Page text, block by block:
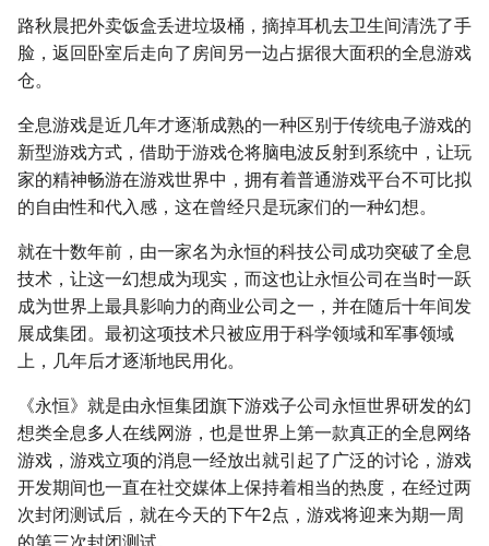
路秋晨把外卖饭盒丢进垃圾桶，摘掉耳机去卫生间清洗了手
脸，返回卧室后走向了房间另一边占据很大面积的全息游戏
仓。
全息游戏是近几年才逐渐成熟的一种区别于传统电子游戏的
新型游戏方式，借助于游戏仓将脑电波反射到系统中，让玩
家的精神畅游在游戏世界中，拥有着普通游戏平台不可比拟
的自由性和代入感，这在曾经只是玩家们的一种幻想。
就在十数年前，由一家名为永恒的科技公司成功突破了全息
技术，让这一幻想成为现实，而这也让永恒公司在当时一跃
成为世界上最具影响力的商业公司之一，并在随后十年间发
展成集团。最初这项技术只被应用于科学领域和军事领域
上，几年后才逐渐地民用化。
《永恒》就是由永恒集团旗下游戏子公司永恒世界研发的幻
想类全息多人在线网游，也是世界上第一款真正的全息网络
游戏，游戏立项的消息一经放出就引起了广泛的讨论，游戏
开发期间也一直在社交媒体上保持着相当的热度，在经过两
次封闭测试后，就在今天的下午2点，游戏将迎来为期一周